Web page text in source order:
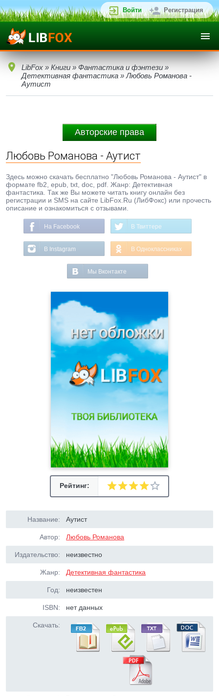
Войти Регистрация
LibFox » Книги » Фантастика и фэнтези »
Детективная фантастика » Любовь Романова -
Аутист
Авторские права
Любовь Романова - Аутист
Здесь можно скачать бесплатно "Любовь Романова - Аутист" в
формате fb2, epub, txt, doc, pdf. Жанр: Детективная
фантастика. Так же Вы можете читать книгу онлайн без
регистрации и SMS на сайте LibFox.Ru (ЛибФокс) или прочесть
описание и ознакомиться с отзывами.
На Facebook В Твиттере
В Instagram В Одноклассниках
Мы Вконтакте
Рейтинг:
Название: Аутист
Автор: Любовь Романова
Издательство: неизвестно
Жанр: Детективная фантастика
Год: неизвестен
ISBN: нет данных
Скачать: